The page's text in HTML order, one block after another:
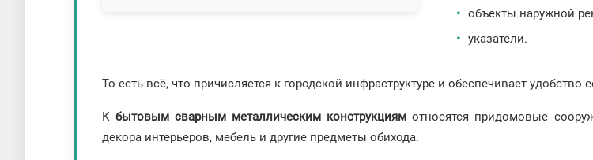
объекты наружной
указатели.
То есть всё, что причисляется к городской инфраструктуре и обеспечивает удобство
Кбытовым сварным металлическим конструкциям относятся придомовые
декора интерьеров, мебель и другие предметы обихода.